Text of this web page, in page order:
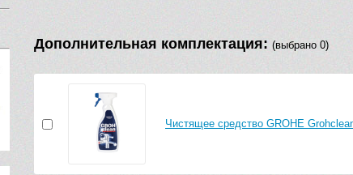
Дополнительная комплектация: (выбрано 0)
Чистящее средство GROHE